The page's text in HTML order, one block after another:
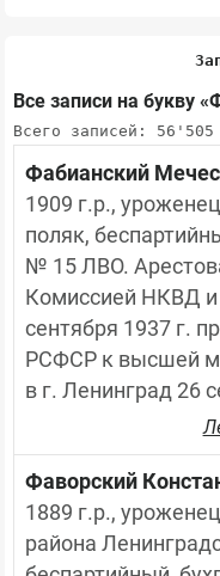
Все записи на букву
Всего записей: 56'505
Фабианский
1909 г.р.,
поляк,
№ 15 ЛВО.
Комиссией НКВД
сентября 1937 г.
РСФСР к высшей
в г. Ленинград 26
Фаворский
1889 г.р.,
района